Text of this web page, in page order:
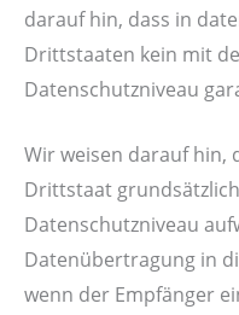
darauf hin, dass in
Drittstaaten kein mit
Datenschutzniveau
Wir weisen darauf hin,
Drittstaat
Datenschutzniveau
Datenübertragung in
wenn der Empfänger